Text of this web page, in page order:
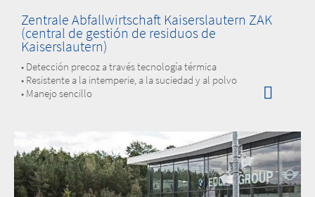
Zentrale Abfallwirtschaft Kaiserslautern ZAK
(central de gestión de residuos de
Kaiserslautern)
• Detección precoz a través tecnología térmica
• Resistente a la intemperie, a la suciedad y al polvo
• Manejo sencillo